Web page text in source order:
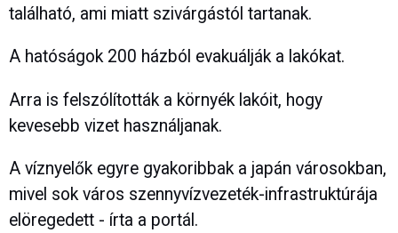
található, ami miatt szivárgástól tartanak.
A hatóságok 200 házból evakuálják a lakókat.
Arra is felszólították a környék lakóit, hogy
kevesebb vizet használjanak.
A víznyelők egyre gyakoribbak a japán városokban,
mivel sok város szennyvízvezeték-infrastruktúrája
elöregedett - írta a portál.